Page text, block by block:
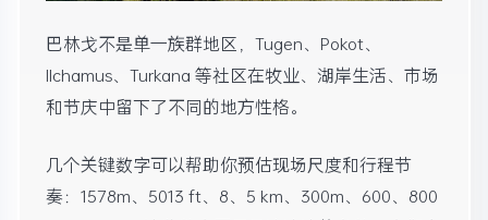
巴林戈不是单一族群地区，Tugen、Pokot、
Ilchamus、Turkana 等社区在牧业、湖岸生活、市场
和节庆中留下了不同的地方性格。
几个关键数字可以帮助你预估现场尺度和行程节
奏：1578m、5013 ft、8、5 km、300m、600、800